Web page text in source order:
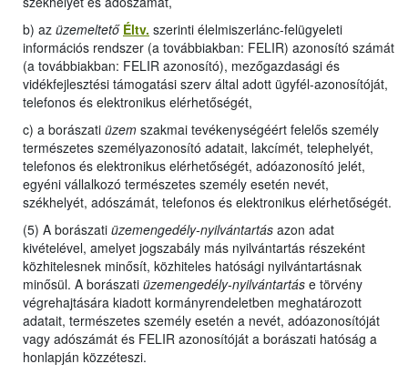
b) az üzemeltető Éltv. szerinti élelmiszerlánc-felügyeleti
információs rendszer (a továbbiakban: FELIR) azonosító számát
(a továbbiakban: FELIR azonosító), mezőgazdasági és
vidékfejlesztési támogatási szerv által adott ügyfél-azonosítóját,
telefonos és elektronikus elérhetőségét,
c) a borászati üzem szakmai tevékenységéért felelős személy
természetes személyazonosító adatait, lakcímét, telephelyét,
telefonos és elektronikus elérhetőségét, adóazonosító jelét,
egyéni vállalkozó természetes személy esetén nevét,
székhelyét, adószámát, telefonos és elektronikus elérhetőségét.
(5) A borászati üzemengedély-nyilvántartás azon adat
kivételével, amelyet jogszabály más nyilvántartás részeként
közhitelesnek minősít, közhiteles hatósági nyilvántartásnak
minősül. A borászati üzemengedély-nyilvántartás e törvény
végrehajtására kiadott kormányrendeletben meghatározott
adatait, természetes személy esetén a nevét, adóazonosítóját
vagy adószámát és FELIR azonosítóját a borászati hatóság a
honlapján közzéteszi.